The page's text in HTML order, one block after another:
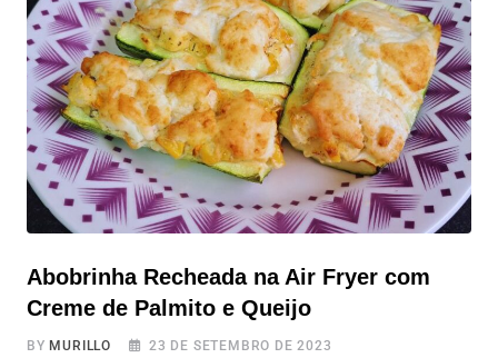
com facilidade na Air Fryer. Maravilha, né? Vamos
aprender toda a receita
Abobrinha Recheada na Air Fryer com
Creme de Palmito e Queijo
BY MURILLO 23 DE SETEMBRO DE 2023